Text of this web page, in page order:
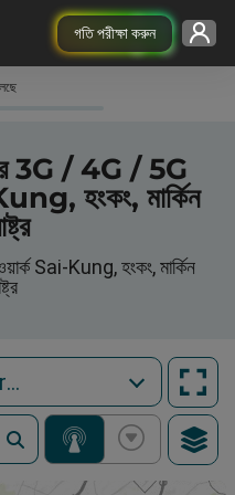
গতি পরীক্ষা করুন
3G / 4G / 5G
হংকং, মার্কিন
Sai-Kung, হংকং, মার্কিন
Cellular One